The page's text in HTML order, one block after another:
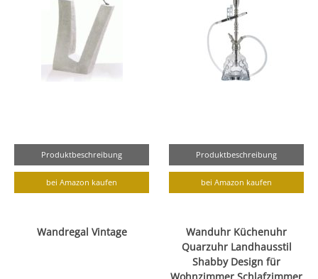
Produktbeschreibung
bei Amazon kaufen
Produktbeschreibung
bei Amazon kaufen
Wandregal Vintage
Wanduhr Küchenuhr
Quarzuhr Landhausstil
Shabby Design für
Wohnzimmer Schlafzimmer